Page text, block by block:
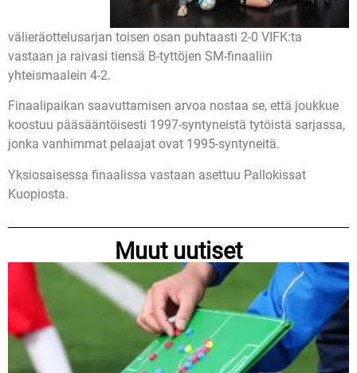
välieräottelusarjan toisen osan puhtaasti 2-0 VIFK:ta
vastaan ja raivasi tiensä B-tyttöjen SM-finaaliin
yhteismaalein 4-2.
Finaalipaikan saavuttamisen arvoa nostaa se, että joukkue
koostuu pääsääntöisesti 1997-syntyneistä tytöistä sarjassa,
jonka vanhimmat pelaajat ovat 1995-syntyneitä.
Yksiosaisessa finaalissa vastaan asettuu Pallokissat
Kuopiosta.
Muut uutiset